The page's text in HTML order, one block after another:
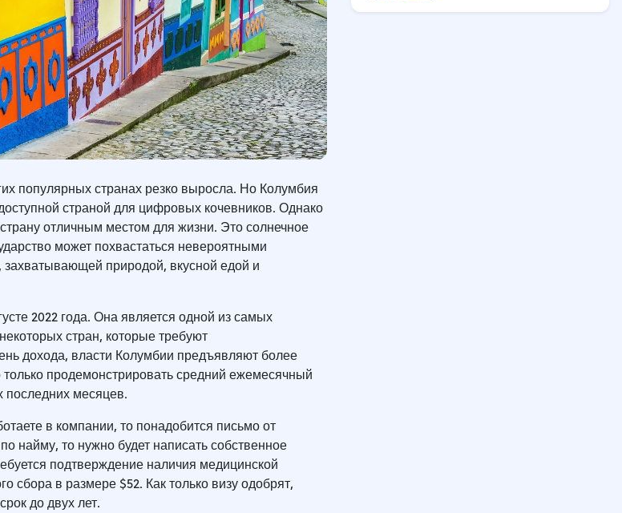
популярных странах резко выросла. Но Колумбия
страной для цифровых кочевников. Однако
отличным местом для жизни. Это солнечное
может похвастаться невероятными
природой, вкусной едой и
2022 года. Она является одной из самых
стран, которые требуют
дохода, власти Колумбии предъявляют более
продемонстрировать средний ежемесячный
последних месяцев.
в компании, то понадобится письмо от
найму, то нужно будет написать собственное
подтверждение наличия медицинской
сбора в размере $52. Как только визу одобрят,
до двух лет.